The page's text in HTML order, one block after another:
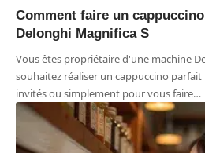
Comment faire un
Delonghi Magnifica S
Vous êtes propriétaire d'une machine
souhaitez réaliser un cappuccino
invités ou simplement pour vous faire…